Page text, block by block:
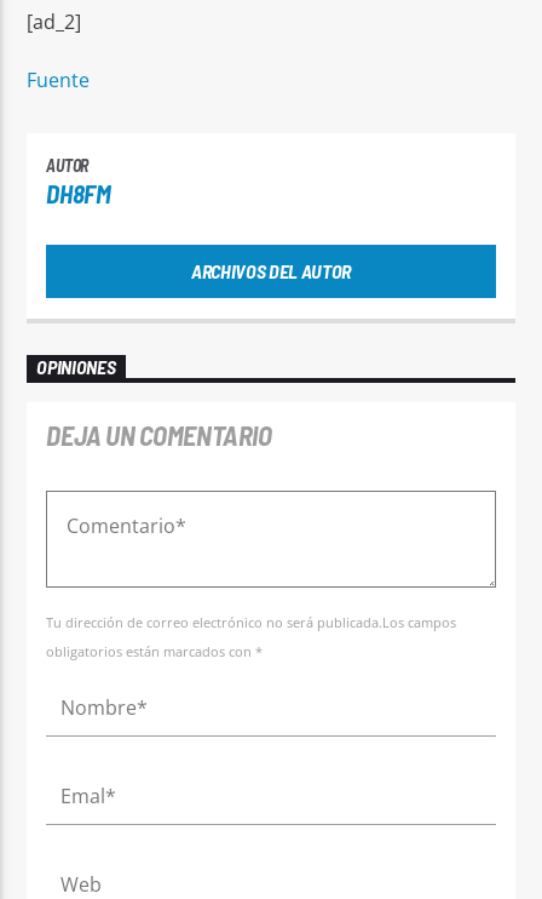
[ad_2]
Fuente
AUTOR
DH8FM
ARCHIVOS DEL AUTOR
OPINIONES
DEJA UN COMENTARIO
Tu dirección de correo electrónico no será publicada.Los campos
obligatorios están marcados con *